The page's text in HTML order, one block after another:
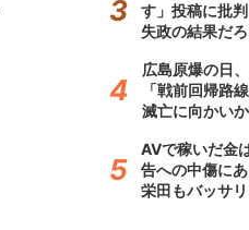
す」投稿に批
失政の結果だろ
広島原爆の日
「戦前回帰路
滅亡に向かいか
AVで稼いだ金
告への中傷に
栄田もバッサ